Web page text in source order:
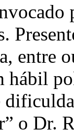
entre
hábil
o Dr.